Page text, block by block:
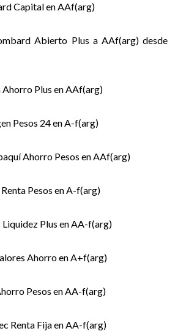
Capital en AAf(arg)
Abierto Plus a AAf(arg) desde
Plus en AAf(arg)
Pesos 24 en A-f(arg)
Ahorro Pesos en AAf(arg)
Renta Pesos en A-f(arg)
Liquidez Plus en AA-f(arg)
Ahorro en A+f(arg)
Pesos en AA-f(arg)
Renta Fija en AA-f(arg)